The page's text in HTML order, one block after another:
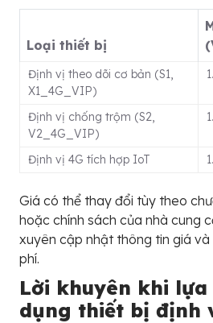
Loại thiết bị
Định vị theo dõi cơ bản (S1,
X1_4G_VIP)
Định vị chống trộm (S2,
V2_4G_VIP)
Định vị 4G tích hợp IoT
Giá có thể thay đổi tùy theo
hoặc chính sách của nhà cung
xuyên cập nhật thông tin giá
phí.
Lời khuyên khi
dụng thiết bị định